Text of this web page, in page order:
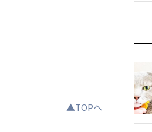
▲TOPへ